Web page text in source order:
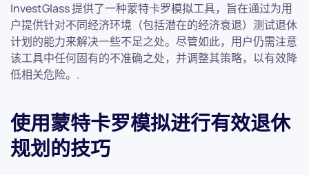
InvestGlass 提供了一种蒙特卡罗模拟工具，旨在通过为用
户提供针对不同经济环境（包括潜在的经济衰退）测试退休
计划的能力来解决一些不足之处。尽管如此，用户仍需注意
该工具中任何固有的不准确之处，并调整其策略，以有效降
低相关危险。.
使用蒙特卡罗模拟进行有效退休
规划的技巧